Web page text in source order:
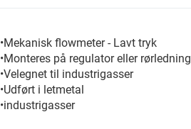
•Mekanisk flowmeter - Lavt tryk
•Monteres på regulator eller rørledning
•Velegnet til industrigasser
•Udført i letmetal
•industrigasser